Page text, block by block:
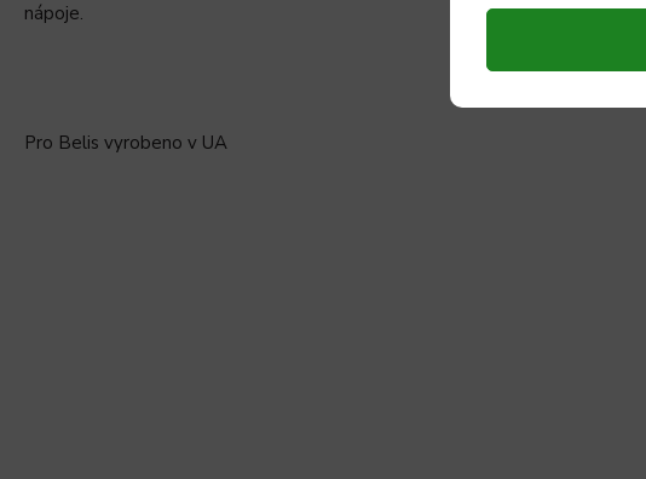
nápoje.
Pro Belis vyrobeno v UA